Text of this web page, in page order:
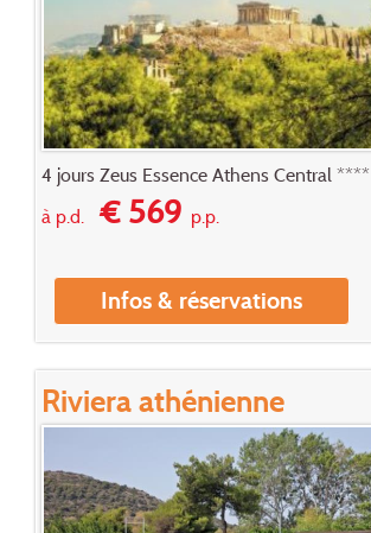
4 jours Zeus Essence Athens Central ****
à p.d.€ 569p.p.
Infos & réservations
Riviera athénienne